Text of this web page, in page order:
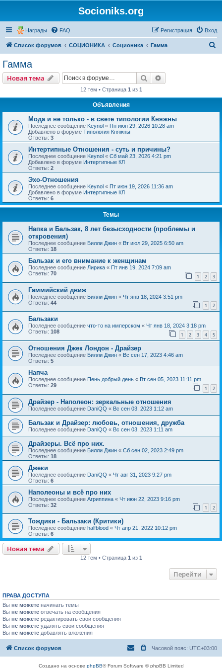
Socioniks.org
Награды FAQ Вход
Регистрация
Список форумов СОЦИОНИКА Соционика Гамма
Гамма
Новая тема Поиск
12 тем • Страница 1 из 1
Объявления
Мода и не только - в свете типологии Княжны
Последнее сообщение Keynol « Пн июн 29, 2026 10:28 am
Добавлено в форуме Типология Княжны
Ответы: 3
Интертипные Отношения - суть и причины?
Последнее сообщение Keynol « Сб май 23, 2026 4:21 pm
Добавлено в форуме Интертипные КЛ
Ответы: 2
Эхо-Отношения
Последнее сообщение Keynol « Пт июн 19, 2026 11:36 am
Добавлено в форуме Интертипные КЛ
Ответы: 6
Темы
Напка и Бальзак, 8 лет безысходности (проблемы и
откровения)
Последнее сообщение Билли Джин « Вт июл 29, 2025 6:50 am
Ответы: 18
Бальзак и его внимание к женщинам
Последнее сообщение Лирика « Пт янв 19, 2024 7:09 am
Ответы: 70 1 2 3
Гаммийский движ
Последнее сообщение Билли Джин « Чт янв 18, 2024 3:51 pm
Ответы: 44 1 2
Бальзаки
Последнее сообщение что-то на имперском « Чт янв 18, 2024 3:18 pm
Ответы: 108 1 2 3 4 5
Отношения Джек Лондон - Драйзер
Последнее сообщение Билли Джин « Вс сен 17, 2023 4:46 am
Ответы: 5
Напча
Последнее сообщение Пень добрый день « Вт сен 05, 2023 11:11 pm
Ответы: 29 1 2
Драйзер - Наполеон: зеркальные отношения
Последнее сообщение DaniQQ « Вс сен 03, 2023 1:12 am
Бальзак и Драйзер: любовь, отношения, дружба
Последнее сообщение DaniQQ « Вс сен 03, 2023 1:11 am
Драйзеры. Всё про них.
Последнее сообщение Билли Джин « Сб сен 02, 2023 2:49 pm
Ответы: 18
Джеки
Последнее сообщение DaniQQ « Чт авг 31, 2023 9:27 pm
Ответы: 6
Наполеоны и всё про них
Последнее сообщение Агриппина « Чт июн 22, 2023 9:16 pm
Ответы: 32 1 2
Тождики - Бальзаки (Критики)
Последнее сообщение halfblood « Чт апр 21, 2022 10:12 pm
Ответы: 6
Новая тема
12 тем • Страница 1 из 1
Перейти
ПРАВА ДОСТУПА
Вы не можете начинать темы
Вы не можете отвечать на сообщения
Вы не можете редактировать свои сообщения
Вы не можете удалять свои сообщения
Вы не можете добавлять вложения
Список форумов Часовой пояс: UTC+03:00
Создано на основе phpBB® Forum Software © phpBB Limited